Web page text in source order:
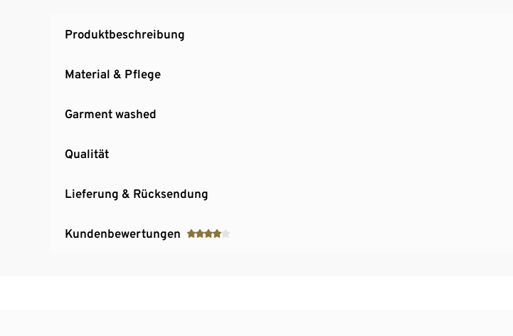
Produktbeschreibung
Material & Pflege
Garment washed
Qualität
Lieferung & Rücksendung
Kundenbewertungen